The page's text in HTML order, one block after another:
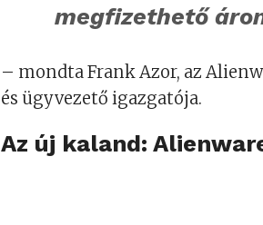
megfizethető
– mondta Frank Azor, az
és ügyvezető igazgatója.
Az új kaland: